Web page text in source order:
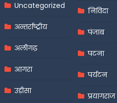
Uncategorized
अन्तर्राष्ट्रीय
अलीगढ़
आगरा
उड़ीसा
निविदा
पंजाब
पटना
पर्यटन
प्रयागराज